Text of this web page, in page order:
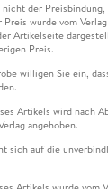
der
wurde vom
Artikelseite
Preis.
willigen Sie ein,
Artikels wird nach
angehoben.
sich auf die